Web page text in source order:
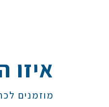
מוזמנים